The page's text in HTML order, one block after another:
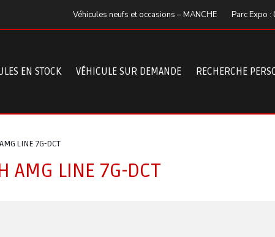
Véhicules neufs et occasions – MANCHE Parc Expo
EN STOCK VÉHICULE SUR DEMANDE RECHERCHE
LINE 7G-DCT
AMG LINE 7G-DCT